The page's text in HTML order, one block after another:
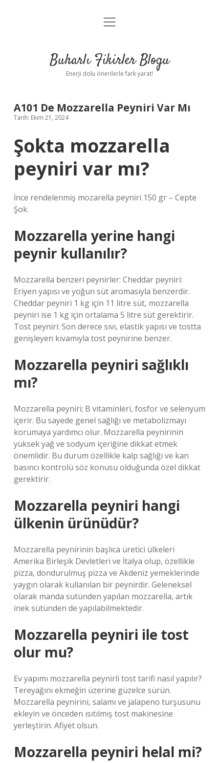
Anasayfa
Yasal Uyarı
menüyü
Buharlı Fikirler Blogu
Enerji dolu önerilerle fark yarat!
A101 De Mozzarella Peyniri Var Mı
Tarih: Ekim 21, 2024
Şokta mozzarella
peyniri var mı?
İnce rendelenmiş mozarella peyniri 150 gr – Cepte
Şok.
Mozzarella yerine hangi
peynir kullanılır?
Mozzarella benzeri peynirler: Cheddar peyniri:
Eriyen yapısı ve yoğun süt aromasıyla benzerdir.
Cheddar peyniri 1 kg için 11 litre süt, mozzarella
peyniri ise 1 kg için ortalama 5 litre süt gerektirir.
Tost peyniri: Son derece sıvı, elastik yapısı ve tostta
genişleyen kıvamıyla tost peynirine benzer.
Mozzarella peyniri sağlıklı
mı?
Mozzarella peyniri; B vitaminleri, fosfor ve selenyum
içerir. Bu sayede genel sağlığı ve metabolizmayı
korumaya yardımcı olur. Mozzarella peynirinin
yüksek yağ ve sodyum içeriğine dikkat etmek
önemlidir. Bu durum özellikle kalp sağlığı ve kan
basıncı kontrolü söz konusu olduğunda özel dikkat
gerektirir.
Mozzarella peyniri hangi
ülkenin ürünüdür?
Mozzarella peynirinin başlıca üretici ülkeleri
Amerika Birleşik Devletleri ve İtalya olup, özellikle
pizza, dondurulmuş pizza ve Akdeniz yemeklerinde
yaygın olarak kullanılan bir peynirdir. Geleneksel
olarak manda sütünden yapılan mozzarella, artık
inek sütünden de yapılabilmektedir.
Mozzarella peyniri ile tost
olur mu?
Ev yapımı mozzarella peynirli tost tarifi nasıl yapılır?
Tereyağını ekmeğin üzerine güzelce sürün.
Mozzarella peynirini, salamı ve jalapeno turşusunu
ekleyin ve önceden ısıtılmış tost makinesine
yerleştirin. Afiyet olsun.
Mozzarella peyniri helal mi?